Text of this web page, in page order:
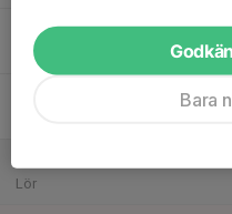
Tor
Lör
Bara